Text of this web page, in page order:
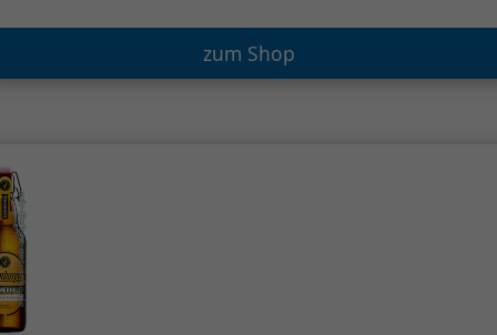
zum Shop